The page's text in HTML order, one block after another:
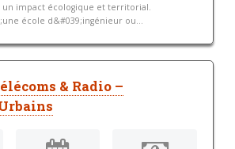
impact écologique et territorial.
école d&#039;ingénieur ou...
& Radio –